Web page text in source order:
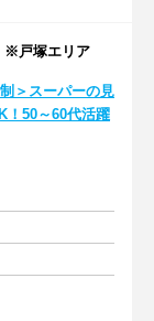
※戸塚エリア
＞スーパーの見
！50～60代活躍